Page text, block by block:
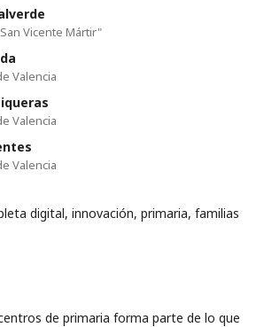
Vicente Mártir"
Valencia
Valencia
Valencia
digital, innovación, primaria, familias
de primaria forma parte de lo que